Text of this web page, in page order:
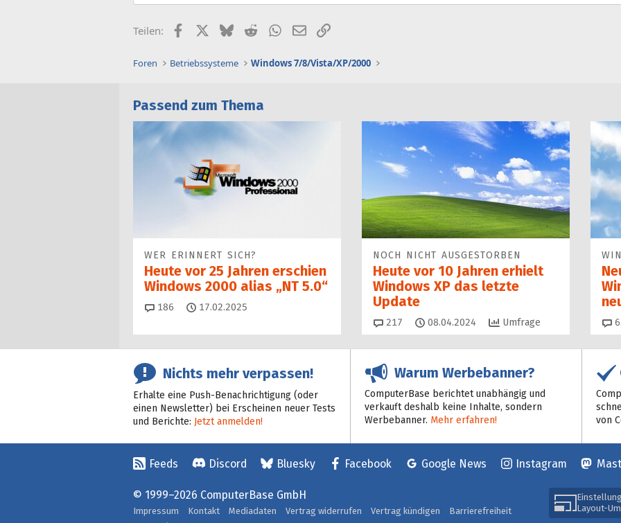
Teilen: FacebookX (Twitter)
BlueskyRedditWhatsApp
E-MailLink
Foren Betriebssysteme Windows 7/8/Vista/XP/2000
Passend zum Thema
WER ERINNERT SICH?
Heute vor 25 Jahren erschien
Windows 2000 alias „NT 5.0“
186 Kommentare
17.02.2025
NOCH NICHT AUSGESTORBEN
Heute vor 10 Jahren erhielt
Windows XP das letzte
Update
217 Kommentare
08.04.2024 Umfrage
Nichts mehr verpassen!
Erhalte eine Push-Benachrichtigung (oder
einen Newsletter) bei Erscheinen neuer Tests
und Berichte: Jetzt anmelden!
Warum Werbebanner?
ComputerBase berichtet unabhängig und
verkauft deshalb keine Inhalte, sondern
Werbebanner. Mehr erfahren!
von
Feeds Discord Bluesky Facebook Google News Instagram
Layout-
© 1999–2026 ComputerBase GmbH
Impressum Kontakt Mediadaten Vertrag widerrufen Vertrag kündigen
Barrierefreiheit